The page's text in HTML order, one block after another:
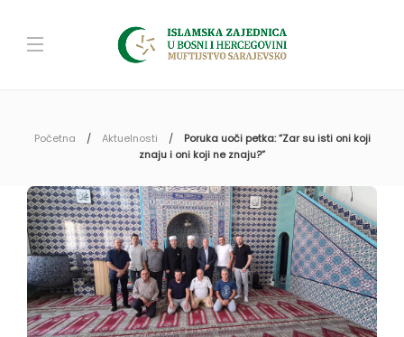
Početna Aktuelnosti
Poruka uoči petka: “Zar su isti oni koji
znaju i oni koji ne znaju?”